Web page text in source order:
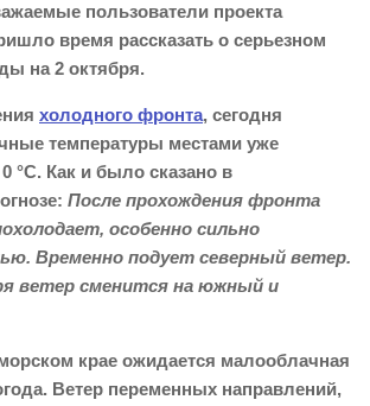
пользователи проекта
время рассказать о серьезном
на 2 октября.
холодного фронта, сегодня
температуры местами уже
°С. Как и было сказано в
После прохождения фронта
особенно сильно
Временно подует северный ветер.
ветер сменится на южный и
крае ожидается малооблачная
Ветер переменных направлений,